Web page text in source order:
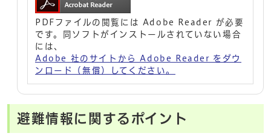
PDFファイルの閲覧には Adobe Reader が必要
です。同ソフトがインストールされていない場合
には、
Adobe 社のサイトから Adobe Reader をダウ
ンロード（無償）してください。
避難情報に関するポイント